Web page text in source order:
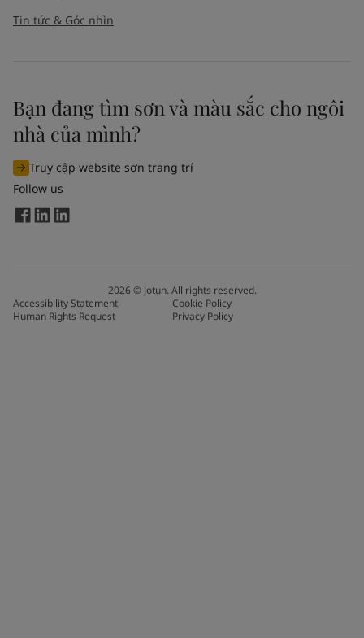
Tin tức & Góc nhìn
Bạn đang tìm sơn và màu sắc cho ngôi
nhà của mình?
Truy cập website sơn trang trí
Follow us
2026© Jotun. All rights reserved.
Accessibility Statement
Cookie Policy
Human Rights Request
Privacy Policy